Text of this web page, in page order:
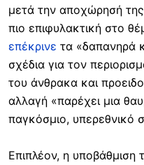
μετά την αποχώρησή
πιο επιφυλακτική στο
επέκρινε τα «δαπανηρά
σχέδια για τον
του άνθρακα και
αλλαγή «παρέχει μια
παγκόσμιο, υπερεθνικό
Επιπλέον, η υποβάθμιση